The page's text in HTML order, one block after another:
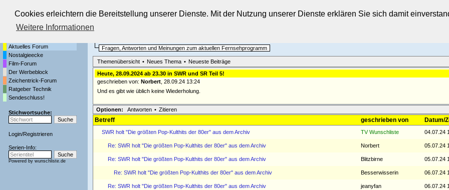
Cookies erleichtern die Bereitstellung unserer Dienste. Mit der Nutzung unserer Dienste erklären Sie sich damit
Weitere Informationen
Die Fernseh-Diskussionsforen von
Aktuelles Forum
Nostalgieecke
Film-Forum
Der Werbeblock
Zeichentrick-Forum
Ratgeber Technik
Sendeschluss!
Stichwortsuche:
Login/Registrieren
Serien-Info:
Powered by wunschliste.de
Fragen, Antworten und Meinungen zum aktuellen Fernsehprogramm
Themenübersicht • Neues Thema • Neueste Beiträge
Heute, 28.09.2024 ab 23.30 in SWR und SR Teil 5!
geschrieben von: Norbert, 28.09.24 13:24
Und es gibt wie üblich keine Wiederholung.
Optionen: Antworten • Zitieren
Betreff geschrieben von Datum/
SWR holt "Die größten Pop-Kulthits der 80er" aus dem Archiv TV Wunschliste 04.07.24
Re: SWR holt "Die größten Pop-Kulthits der 80er" aus dem Archiv Norbert 05.07.24
Re: SWR holt "Die größten Pop-Kulthits der 80er" aus dem Archiv Blitzbirne 05.07.24
Re: SWR holt "Die größten Pop-Kulthits der 80er" aus dem Archiv Besserwisserin 06.07.24
Re: SWR holt "Die größten Pop-Kulthits der 80er" aus dem Archiv jeanyfan 06.07.24